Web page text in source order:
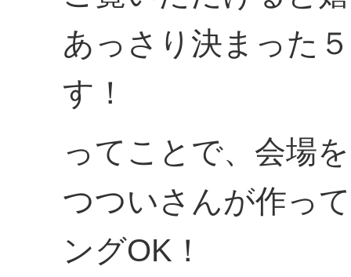
あっさり決まった
す！
ってことで、会場
つついさんが作っ
ングOK！